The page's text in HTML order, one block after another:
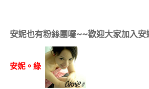
安妮也有粉絲團囉~~歡迎大家加入安
安妮。綠